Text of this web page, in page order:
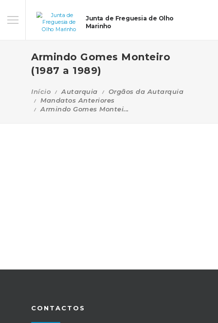
Junta de Freguesia de Olho
Marinho
Armindo Gomes Monteiro
(1987 a 1989)
Início Autarquia
Orgãos da Autarquia
Mandatos Anteriores
Armindo Gomes Montei...
CONTACTOS